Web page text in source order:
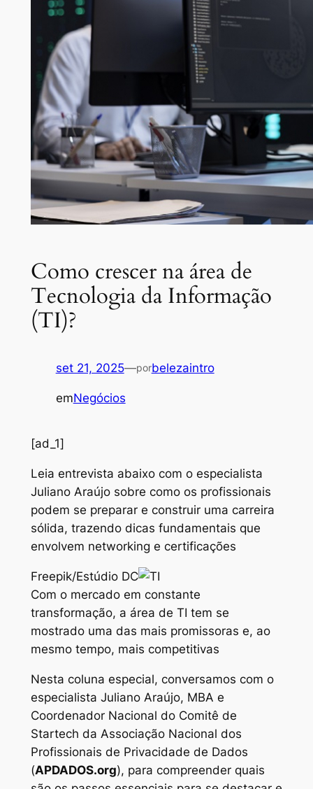
Como crescer na área de
Tecnologia da Informação
(TI)?
set 21, 2025—porbelezaintro
emNegócios
[ad_1]
Leia entrevista abaixo com o especialista
Juliano Araújo sobre como os profissionais
podem se preparar e construir uma carreira
sólida, trazendo dicas fundamentais que
envolvem networking e certificações
Freepik/Estúdio DC
Com o mercado em constante
transformação, a área de TI tem se
mostrado uma das mais promissoras e, ao
mesmo tempo, mais competitivas
Nesta coluna especial, conversamos com o
especialista Juliano Araújo, MBA e
Coordenador Nacional do Comitê de
Startech da Associação Nacional dos
Profissionais de Privacidade de Dados
(APDADOS.org), para compreender quais